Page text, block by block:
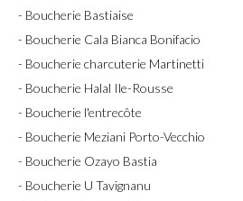
- Boucherie Bastiaise
- Boucherie Cala Bianca Bonifacio
- Boucherie charcuterie Martinetti
- Boucherie Halal Ile-Rousse
- Boucherie l'entrecôte
- Boucherie Meziani Porto-Vecchio
- Boucherie Ozayo Bastia
- Boucherie U Tavignanu